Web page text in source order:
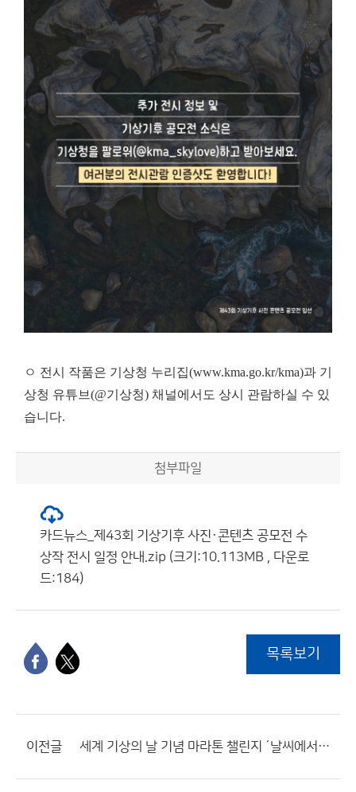
ㅇ 전시 작품은 기상청 누리집(www.kma.go.kr/kma)과 기
상청 유튜브(@기상청) 채널에서도 상시 관람하실 수 있
습니다.
첨부파일
카드뉴스_제43회 기상기후 사진·콘텐츠 공모전 수
상작 전시 일정 안내.zip (크기:10.113MB , 다운로
드:184)
목록보기
이전글 세계 기상의 날 기념 마라톤 챌린지 ´날씨에서 기후로, 한달의 도전´